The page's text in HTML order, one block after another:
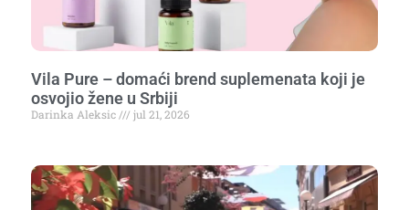
Vila Pure – domaći brend suplemenata koji je
osvojio žene u Srbiji
Darinka Aleksic jul 21, 2026